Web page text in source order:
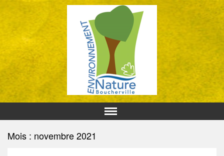
Mois : novembre 2021